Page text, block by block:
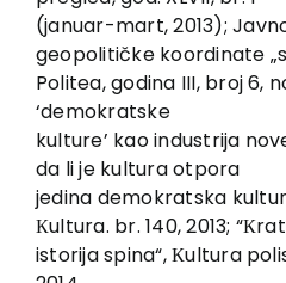
(januar-mart, 2013);
geopolitičke koordinate
Politea, godina III, broj 6,
‘demokratske
kulture’ kao industrija
da li je kultura otpora
jedina demokratska
Кultura. br. 140, 2013;
istorija spina“, Кultura